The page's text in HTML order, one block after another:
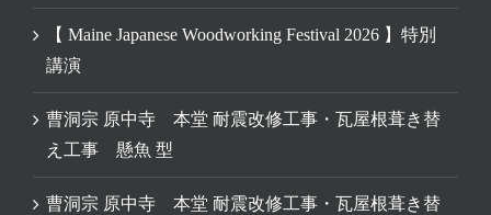
【 Maine Japanese Woodworking Festival 2026 】特別
講演
曹洞宗 原中寺 本堂 耐震改修工事・瓦屋根葺き替
え工事 懸魚 型
曹洞宗 原中寺 本堂 耐震改修工事・瓦屋根葺き替